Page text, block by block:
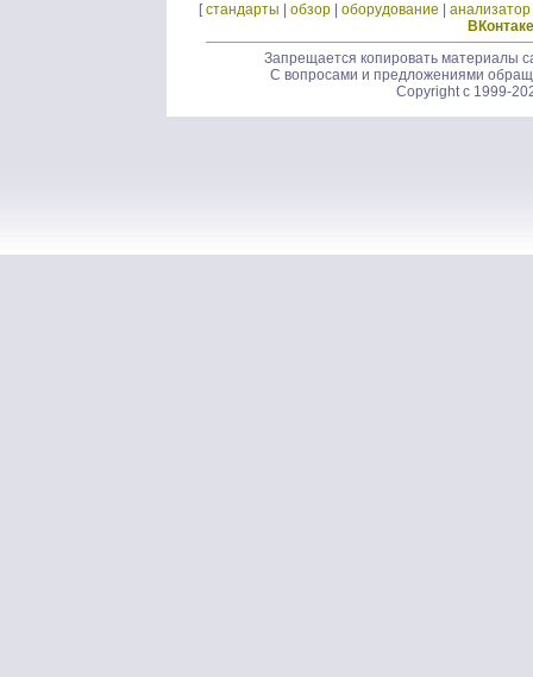
[стандарты обзор оборудование анализатор
ВКонтаке
Запрещается копировать материалы
С вопросами и предложениями
Copyright c 1999-